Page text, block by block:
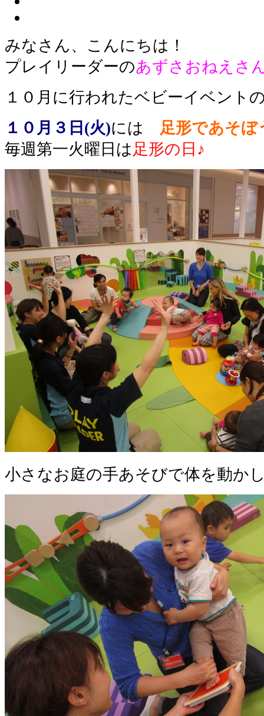
みなさん、こんにちは！
プレイリーダーのあずさおねえさ
１０月に行われたベビーイベント
１０月３日(火)には 足形であそぼ
毎週第一火曜日は 足形の日♪
小さなお庭の手あそびで体を動か